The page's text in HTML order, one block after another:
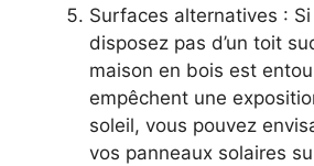
Surfaces alternatives :
disposez pas d’un toit
maison en bois est
empêchent une
soleil, vous pouvez
⁤vos panneaux solaires